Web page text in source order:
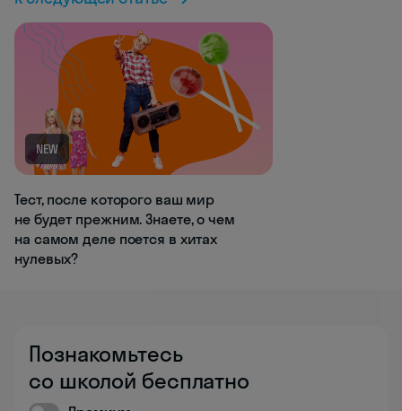
NEW
Тест, после которого ваш мир
не будет прежним. Знаете, о чем
на самом деле поется в хитах
нулевых?
Познакомьтесь
со школой бесплатно